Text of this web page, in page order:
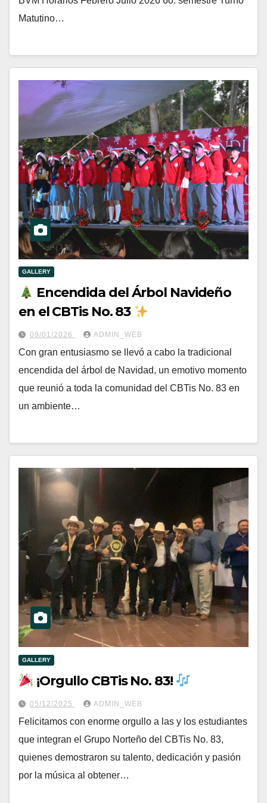
Matutino…
GALLERY
Encendida del Árbol Navideño
en el CBTis No. 83
09/01/2026 ADMIN_WEB
Con gran entusiasmo se llevó a cabo la tradicional
encendida del árbol de Navidad, un emotivo momento
que reunió a toda la comunidad del CBTis No. 83 en
un ambiente…
GALLERY
¡Orgullo CBTis No. 83!
05/12/2025 ADMIN_WEB
Felicitamos con enorme orgullo a las y los estudiantes
que integran el Grupo Norteño del CBTis No. 83,
quienes demostraron su talento, dedicación y pasión
por la música al obtener…